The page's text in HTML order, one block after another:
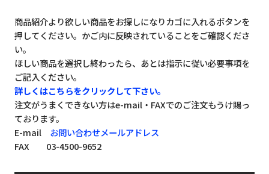
商品紹介より欲しい商品をお探しになりカゴに入れるボタンを
押してください。かご内に反映されていることをご確認くださ
い。
ほしい商品を選択し終わったら、あとは指示に従い必要事項を
ご記入ください。
詳しくはこちらをクリックして下さい。
注文がうまくできない方はe-mail・FAXでのご注文もうけ賜っ
ております。
E-mail お問い合わせメールアドレス
FAX 03-4500-9652